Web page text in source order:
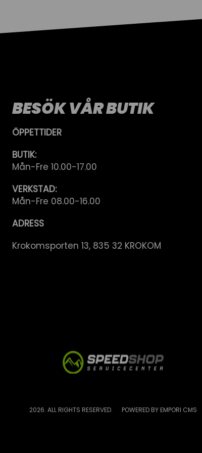
BESÖK VÅR BUTIK
ÖPPETTIDER
BUTIK:
Mån-Fre 10.00-17.00
VERKSTAD:
Mån-Fre 08.00-16.00
ADRESS
Krokomsporten 13, 835 32 KROKOM
2026. ALL RIGHTS RESERVED. POWERED BY EMPORI CMS